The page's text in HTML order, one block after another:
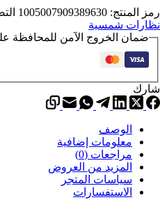
شمسية
العلامة
التجارية
الفاخرة
تصميم
Dirving
ظلال
السيدات
0
out
of
رمز المنتج: 1005007909389630
نظارات شمسية
ضمان الخروج الآمن للمحافظة
شارك
الوصف
معلومات إضافية
مراجعات (0)
المزيد من العروض
سياسات المتجر
الاستفسارات